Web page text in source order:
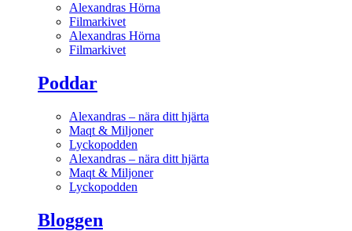
Alexandras Hörna
Filmarkivet
Alexandras Hörna
Filmarkivet
Poddar
Alexandras – nära ditt hjärta
Maqt & Miljoner
Lyckopodden
Alexandras – nära ditt hjärta
Maqt & Miljoner
Lyckopodden
Bloggen